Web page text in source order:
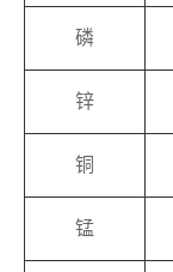
磷
锌
铜
锰